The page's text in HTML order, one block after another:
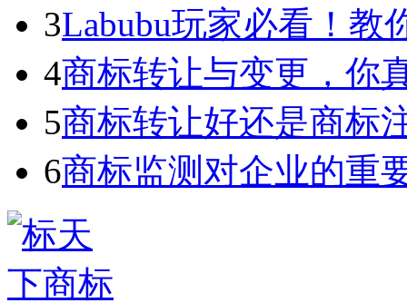
3Labubu玩家必看！教
4商标转让与变更，你
5商标转让好还是商标
6商标监测对企业的重